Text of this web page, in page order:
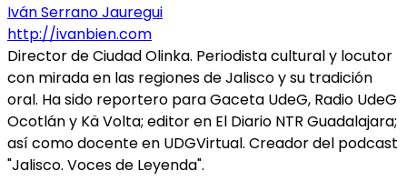
Iván Serrano Jauregui
http://ivanbien.com
Director de Ciudad Olinka. Periodista cultural y locutor
con mirada en las regiones de Jalisco y su tradición
oral. Ha sido reportero para Gaceta UdeG, Radio UdeG
Ocotlán y Kä Volta; editor en El Diario NTR Guadalajara;
así como docente en UDGVirtual. Creador del podcast
"Jalisco. Voces de Leyenda".